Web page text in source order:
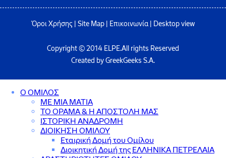
Όροι Χρήσης Site Map Επικοινωνία| Desktop view
Copyright © 2014 ELPE.All rights Reserved
Created by GreekGeeks S.A.
Ο ΟΜΙΛΟΣ
ΜΕ ΜΙΑ ΜΑΤΙΑ
ΤΟ ΟΡΑΜΑ & Η ΑΠΟΣΤΟΛΗ ΜΑΣ
ΙΣΤΟΡΙΚΗ ΑΝΑΔΡΟΜΗ
ΔΙΟΙΚΗΣΗ ΟΜΙΛΟΥ
Εταιρική Δομή του Ομίλου
Διοικητική Δομή της ΕΛΛΗΝΙΚΑ ΠΕΤΡΕΛΑΙΑ